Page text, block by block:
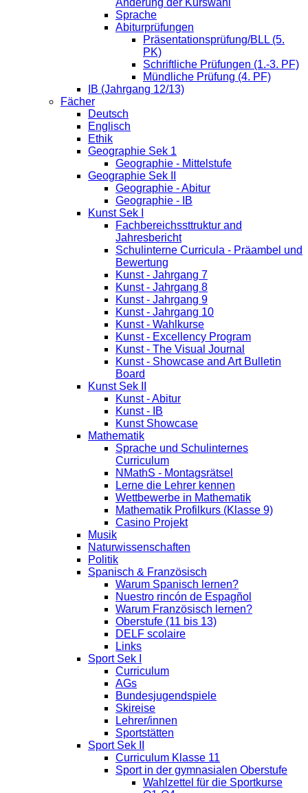
Sprache
Abiturprüfungen
Präsentationsprüfung/BLL (5.
PK)
Schriftliche Prüfungen (1.-3. PF)
Mündliche Prüfung (4. PF)
IB (Jahrgang 12/13)
Fächer
Deutsch
Englisch
Ethik
Geographie Sek 1
Geographie - Mittelstufe
Geographie Sek II
Geographie - Abitur
Geographie - IB
Kunst Sek I
Fachbereichssttruktur and
Jahresbericht
Schulinterne Curricula - Präambel und
Bewertung
Kunst - Jahrgang 7
Kunst - Jahrgang 8
Kunst - Jahrgang 9
Kunst - Jahrgang 10
Kunst - Wahlkurse
Kunst - Excellency Program
Kunst - The Visual Journal
Kunst - Showcase and Art Bulletin
Board
Kunst Sek II
Kunst - Abitur
Kunst - IB
Kunst Showcase
Mathematik
Sprache und Schulinternes
Curriculum
NMathS - Montagsrätsel
Lerne die Lehrer kennen
Wettbewerbe in Mathematik
Mathematik Profilkurs (Klasse 9)
Casino Projekt
Musik
Naturwissenschaften
Politik
Spanisch & Französisch
Warum Spanisch lernen?
Nuestro rincón de Espagñol
Warum Französisch lernen?
Oberstufe (11 bis 13)
DELF scolaire
Links
Sport Sek I
Curriculum
AGs
Bundesjugendspiele
Skireise
Lehrer/innen
Sportstätten
Sport Sek II
Curriculum Klasse 11
Sport in der gymnasialen Oberstufe
Wahlzettel für die Sportkurse